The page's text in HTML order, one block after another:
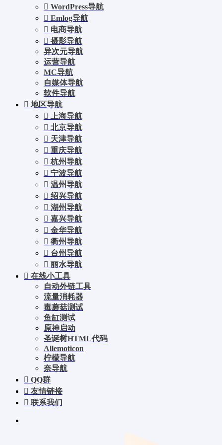
WordPress导航
Emlog导航
电商导航
摄影导航
异次元导航
运营导航
MC导航
自媒体导航
软件导航
地区导航
上海导航
北京导航
天津导航
重庆导航
杭州导航
宁波导航
温州导航
绍兴导航
湖州导航
嘉兴导航
金华导航
衢州导航
台州导航
丽水导航
在线小工具
自动外链工具
流量消耗器
毒蘑菇测试
鱼缸测试
原神启动
圣诞树HTML代码
Allemoticon
柠檬导航
奈导航
QQ群
友情链接
联系我们